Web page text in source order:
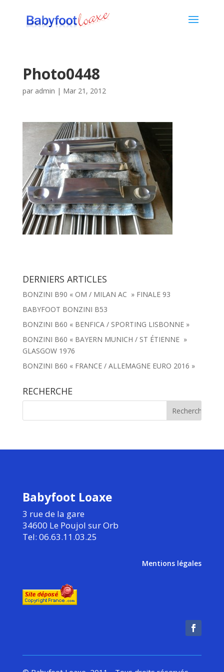
Photo0448
par admin | Mar 21, 2012
DERNIERS ARTICLES
BONZINI B90 « OM / MILAN AC » FINALE 93
BABYFOOT BONZINI B53
BONZINI B60 « BENFICA / SPORTING LISBONNE »
BONZINI B60 « BAYERN MUNICH / ST ÉTIENNE »
GLASGOW 1976
BONZINI B60 « FRANCE / ALLEMAGNE EURO 2016 »
RECHERCHE
Babyfoot Loaxe
3 rue de la gare
34600 Le Poujol sur Orb
Tel: 06.63.11.03.25
Mentions légales